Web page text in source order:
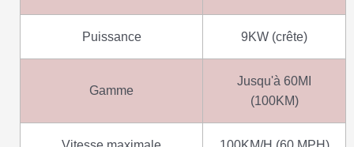
Puissance 9KW (crête)
Gamme
Jusqu'à 60MI
(100KM)